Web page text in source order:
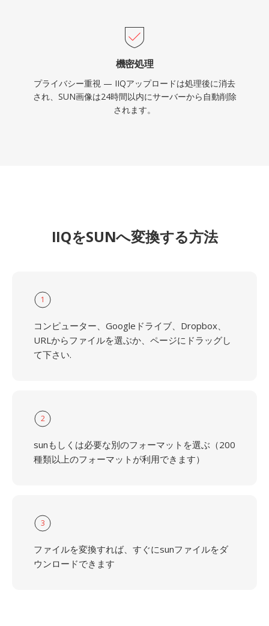
機密処理
プライバシー重視 — IIQアップロードは処理後に消去
され、SUN画像は24時間以内にサーバーから自動削除
されます。
IIQをSUNへ変換する方法
1
コンピューター、Googleドライブ、Dropbox、
URLからファイルを選ぶか、ページにドラッグし
て下さい.
2
sunもしくは必要な別のフォーマットを選ぶ（200
種類以上のフォーマットが利用できます）
3
ファイルを変換すれば、すぐにsunファイルをダ
ウンロードできます